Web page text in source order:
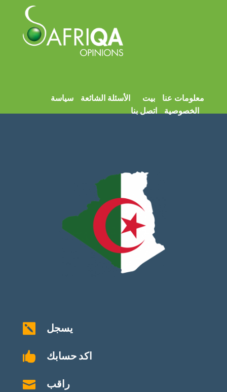
معلومات عنا بيت الأسئلة الشائعة
سياسة
الخصوصية
اتصل بنا
 يسجل
 اكد حسابك
 راقب